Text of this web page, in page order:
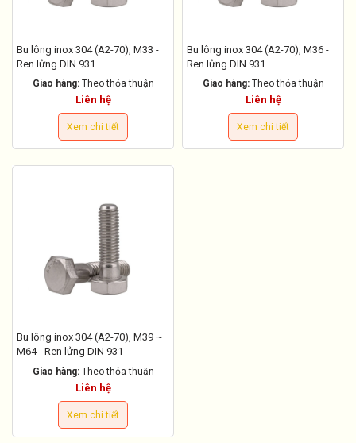
Bu lông inox 304 (A2-70), M33 -
Ren lửng DIN 931
Giao hàng: Theo thỏa thuận
Liên hệ
Xem chi tiết
Bu lông inox 304 (A2-70), M36 -
Ren lửng DIN 931
Giao hàng: Theo thỏa thuận
Liên hệ
Xem chi tiết
Bu lông inox 304 (A2-70), M39 ~
M64 - Ren lửng DIN 931
Giao hàng: Theo thỏa thuận
Liên hệ
Xem chi tiết